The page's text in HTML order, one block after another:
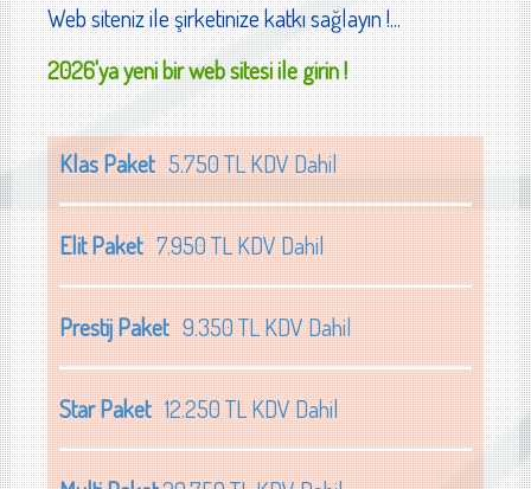
Web siteniz ile şirketinize katkı sağlayın !...
2026'ya yeni bir web sitesi ile girin !
Klas Paket5.750 TL KDV Dahil
Elit Paket7.950 TL KDV Dahil
Prestij Paket9.350 TL KDV Dahil
Star Paket12.250 TL KDV Dahil